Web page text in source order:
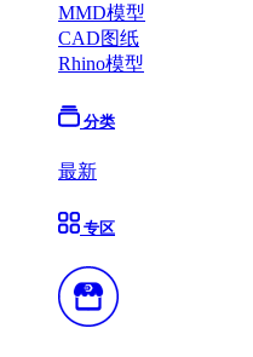
MMD模型
CAD图纸
Rhino模型
分类
最新
专区